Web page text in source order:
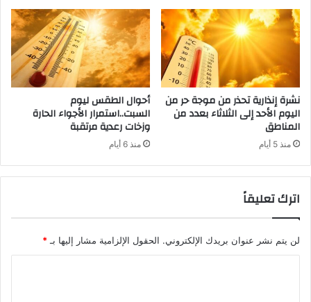
نشرة إنذارية تحذر من موجة حر من
اليوم الأحد إلى الثلاثاء بعدد من
المناطق
منذ 5 أيام
أحوال الطقس ليوم
السبت..استمرار الأجواء الحارة
وزخات رعدية مرتقبة
منذ 6 أيام
اترك تعليقاً
لن يتم نشر عنوان بريدك الإلكتروني. الحقول الإلزامية مشار إليها بـ *